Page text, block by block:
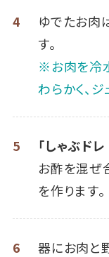
4
ゆでたお肉
す。
※お肉を冷
わらかく、
5 「しゃぶド
お酢を混ぜ
を作ります。
6 器にお肉と